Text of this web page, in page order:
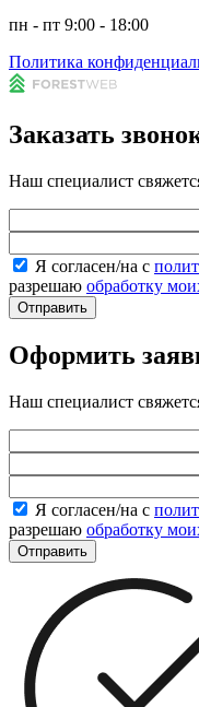
пн - пт 9:00 - 18:00
Политика
Заказать
Наш специалист
Я согласен/на с
разрешаю обработку
Отправить
Оформить
Наш специалист
Я согласен/на с
разрешаю обработку
Отправить